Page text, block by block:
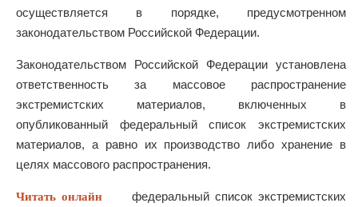
осуществляется в порядке, предусмотренном
законодательством Российской Федерации.
Законодательством Российской Федерации установлена
ответственность за массовое распространение
экстремистских материалов, включенных в
опубликованный федеральный список экстремистских
материалов, а равно их производство либо хранение в
целях массового распространения.
Читать онлайн федеральный список экстремистских